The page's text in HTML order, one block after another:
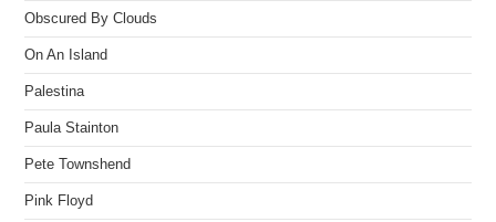
Obscured By Clouds
On An Island
Palestina
Paula Stainton
Pete Townshend
Pink Floyd